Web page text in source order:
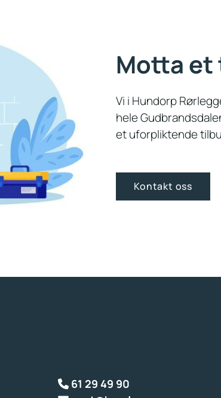
Motta
Vi i Hundorp
hele
et uforpliktende
Kontakt oss
 61 29 49 90